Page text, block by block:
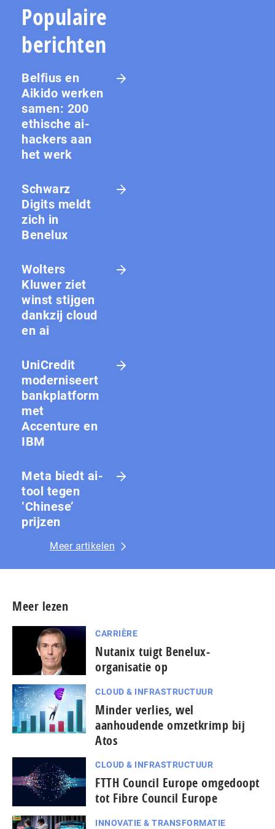
Populaire
berichten
Belfius en
Aikido werken
samen: 200
ethische ai-
hackers aan
het werk
Schwarz
Digits meldt
zich in
Benelux
Wolters
Kluwer ziet
winst stijgen
dankzij cloud
en ai
UniCredit
moderniseert
bankplatform
met
Accenture en
IBM
Meta biedt ai-
tool tegen
‘Chinese’
prijzen
Meer artikelen
Meer lezen
CARRIÈRE
Nutanix tuigt Benelux-
organisatie op
CLOUD & INFRASTRUCTUUR
Minder verlies, wel
aanhoudende omzetkrimp bij
Atos
CLOUD & INFRASTRUCTUUR
FTTH Council Europe omgedoopt
tot Fibre Council Europe
INNOVATIE & TRANSFORMATIE